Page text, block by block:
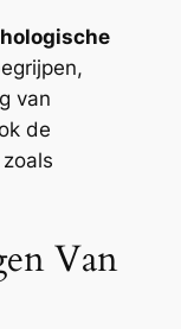
van
de
Van